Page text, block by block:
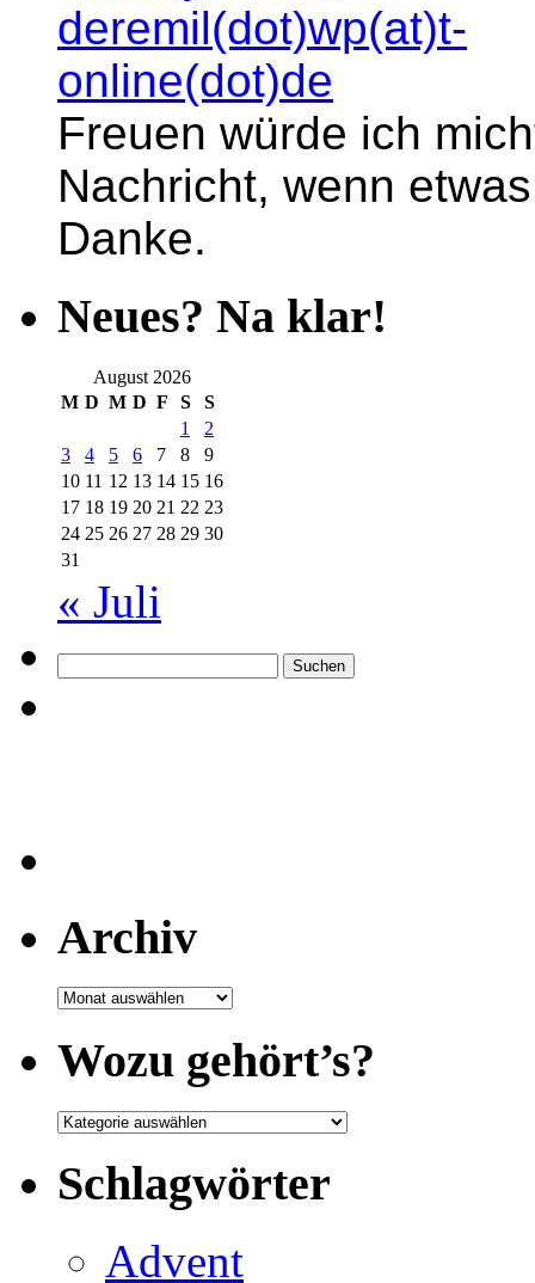
Freuen würde ich
Nachricht, wenn
Danke.
Neues? Na klar!
August 2026
M D M D F S
S
1
2
3
4 5 6 7 8
9
10 11 12 13 14 15 16
17 18 19 20 21 22 23
24 25 26 27 28 29 30
31
« Juli
nach:
Archiv
Archiv
Wozu gehört’s?
Wozu
Schlagwörter
Advent